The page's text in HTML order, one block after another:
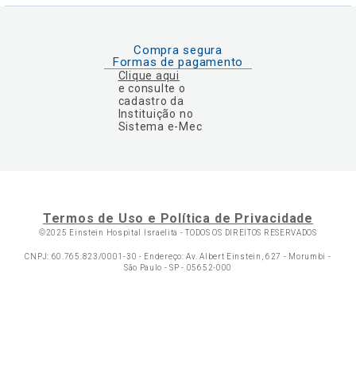
Compra segura
Formas de pagamento
Clique aqui
e consulte o
cadastro da
Instituição no
Sistema e-Mec
Termos de Uso e Política de Privacidade
©2025 Einstein Hospital Israelita - TODOS OS DIREITOS RESERVADOS
CNPJ: 60.765.823/0001-30 - Endereço: Av. Albert Einstein, 627 - Morumbi -
São Paulo - SP - 05652-000